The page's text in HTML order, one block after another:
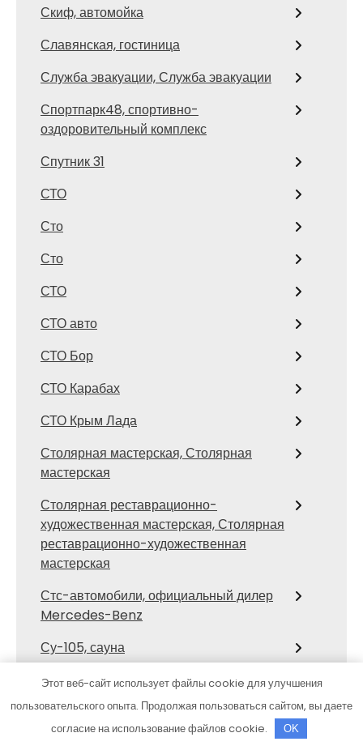
Скиф, автомойка
Славянская, гостиница
Служба эвакуации, Служба эвакуации
Спортпарк48, спортивно-
оздоровительный комплекс
Спутник 31
СТО
Сто
Сто
СТО
СТО авто
СТО Бор
СТО Карабах
СТО Крым Лада
Столярная мастерская, Столярная
мастерская
Столярная реставрационно-
художественная мастерская, Столярная
реставрационно-художественная
мастерская
Стс-автомобили, официальный дилер
Mercedes-Benz
Су-105, сауна
Сфинкс, автомоечный комплекс
Талион, SPA-комплекс
Этот веб-сайт использует файлы cookie для улучшения
пользовательского опыта. Продолжая пользоваться сайтом, вы даете
согласие на использование файлов cookie.
OK